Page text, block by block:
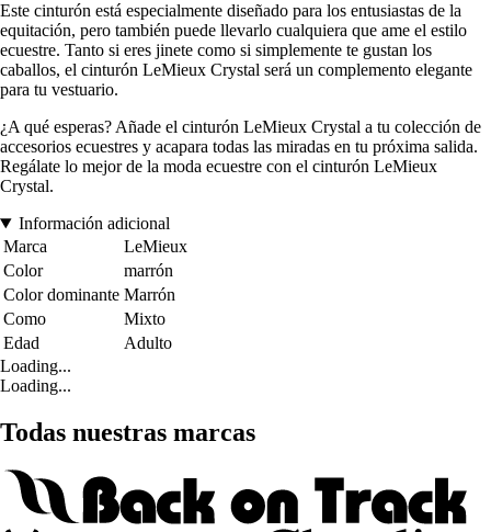
Este cinturón está especialmente diseñado para los entusiastas de la
equitación, pero también puede llevarlo cualquiera que ame el estilo
ecuestre. Tanto si eres jinete como si simplemente te gustan los
caballos, el cinturón LeMieux Crystal será un complemento elegante
para tu vestuario.
¿A qué esperas? Añade el cinturón LeMieux Crystal a tu colección de
accesorios ecuestres y acapara todas las miradas en tu próxima salida.
Regálate lo mejor de la moda ecuestre con el cinturón LeMieux
Crystal.
Información adicional
Marca
LeMieux
Color
marrón
Color dominante Marrón
Como
Mixto
Edad
Adulto
Loading...
Loading...
Todas nuestras marcas